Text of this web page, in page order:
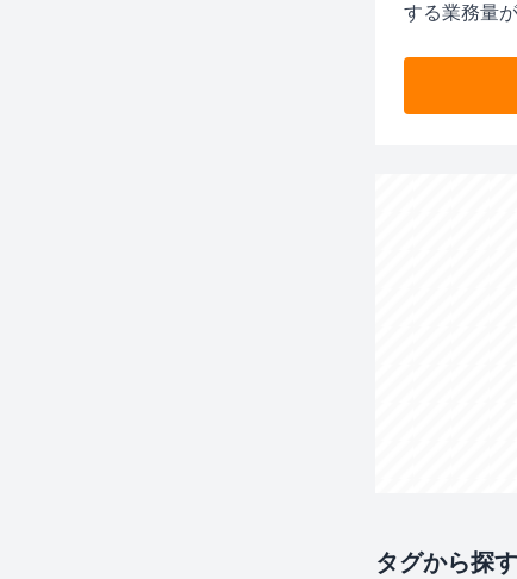
する業務量
タグから探す